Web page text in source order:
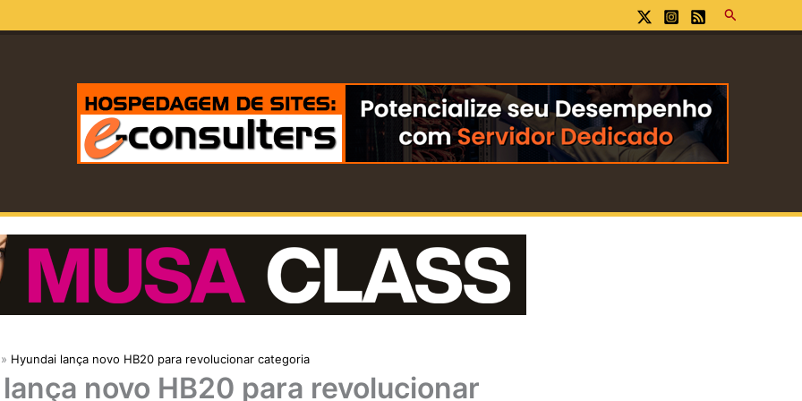
Pesquisar
Hyundai lança novo HB20 para revolucionar categoria
novo HB20 para revolucionar